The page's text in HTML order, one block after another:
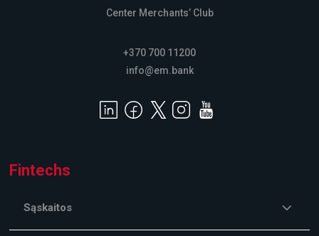
Center Merchants’ Club
+370 700 11200
info@em.bank
Fintechs
Sąskaitos